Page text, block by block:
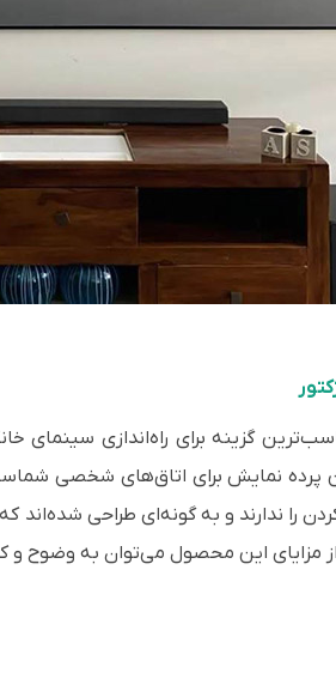
گزینه برای راه‌اندازی
پرده نمایش برای اتاق‌های شخصی
را ندارند و به گونه‌ای طراحی شده‌اند
مزایای این محصول می‌توان به وضوح و